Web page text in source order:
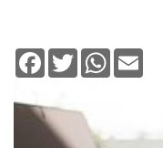
Facebook
TwitterWhatsApp